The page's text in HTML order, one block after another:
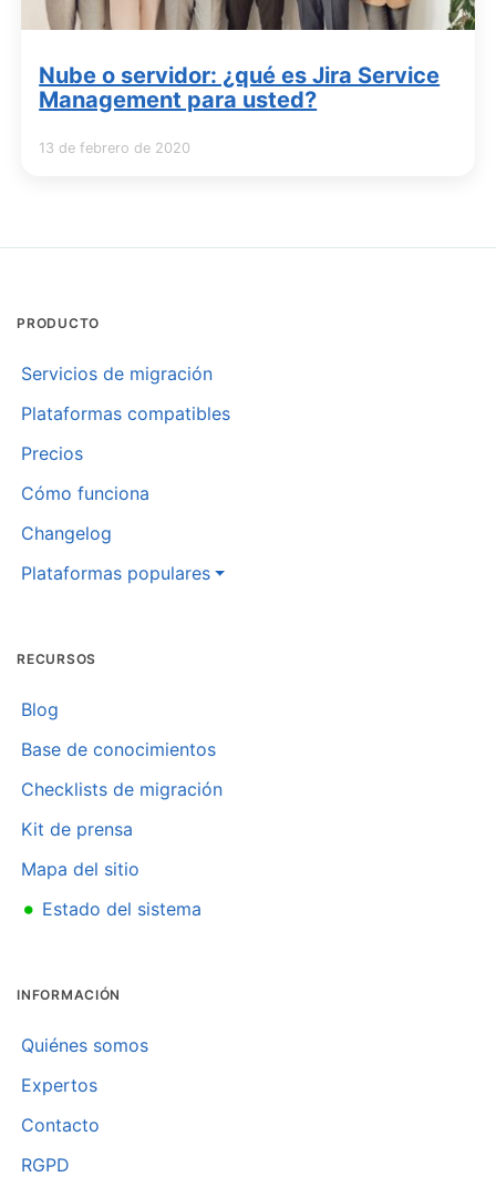
Nube o servidor: ¿qué es Jira Service
Management para usted?
13 de febrero de 2020
PRODUCTO
Servicios de migración
Plataformas compatibles
Precios
Cómo funciona
Changelog
Plataformas populares
RECURSOS
Blog
Base de conocimientos
Checklists de migración
Kit de prensa
Mapa del sitio
• Estado del sistema
INFORMACIÓN
Quiénes somos
Expertos
Contacto
RGPD